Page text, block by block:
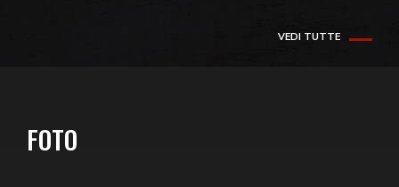
VEDI TUTTE
FOTO